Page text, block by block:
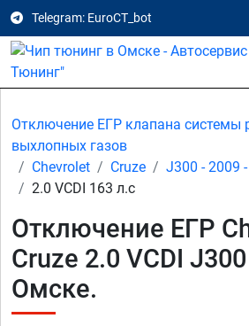
Telegram: EuroCT_bot
Отключение ЕГР клапана системы
выхлопных газов
Chevrolet
Cruze J300 - 2009
2.0 VCDI 163 л.с
Отключение ЕГР
Cruze 2.0 VCDI
Омске.